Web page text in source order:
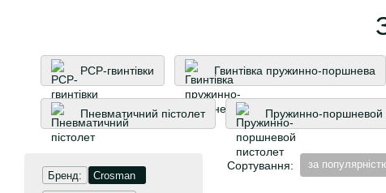
PCP-гвинтівки Гвинтівка пружинно-поршнева
Пневматичний пістолет Пружинно-поршневой
Сортування: за
Бренд:
Crosman